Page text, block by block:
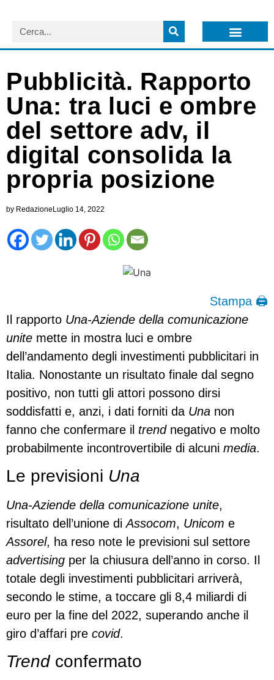
Pubblicità. Rapporto
Una: tra luci e ombre
del settore adv, il
digital consolida la
propria posizione
by Redazione Luglio 14, 2022
Stampa 🖨
Il rapporto Una-Aziende della comunicazione
unite mette in mostra luci e ombre
dell’andamento degli investimenti pubblicitari in
Italia. Nonostante un risultato finale dal segno
positivo, non tutti gli attori possono dirsi
soddisfatti e, anzi, i dati forniti da Una non
fanno che confermare il trend negativo e molto
probabilmente incontrovertibile di alcuni media.
Le previsioni Una
Una-Aziende della comunicazione unite,
risultato dell’unione diAssocom, Unicom e
Assorel, ha reso note le previsioni sul settore
advertising per la chiusura dell’anno in corso. Il
totale degli investimenti pubblicitari arriverà,
secondo le stime, a toccare gli 8,4 miliardi di
euro per la fine del 2022, superando anche il
giro d’affari pre covid.
Trend confermato